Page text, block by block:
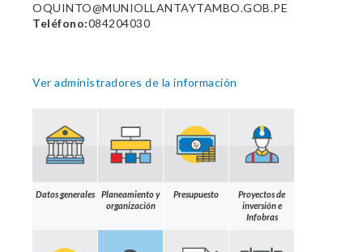
OQUINTO@MUNIOLLANTAYTAMBO.GOB.PE
Teléfono:084204030
Ver administradores de la información
Datos generales
Planeamiento y
organización
Presupuesto
Proyectos de
inversión e
Infobras